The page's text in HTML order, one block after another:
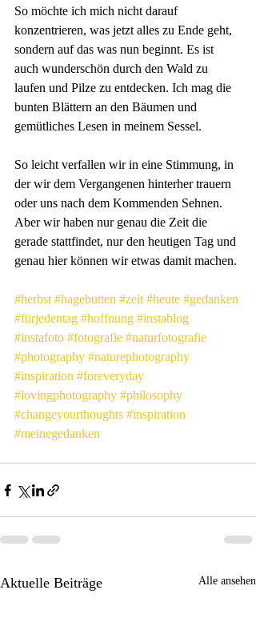
So möchte ich mich nicht darauf
konzentrieren, was jetzt alles zu Ende geht,
sondern auf das was nun beginnt. Es ist
auch wunderschön durch den Wald zu
laufen und Pilze zu entdecken. Ich mag die
bunten Blättern an den Bäumen und
gemütliches Lesen in meinem Sessel.
So leicht verfallen wir in eine Stimmung, in
der wir dem Vergangenen hinterher trauern
oder uns nach dem Kommenden Sehnen.
Aber wir haben nur genau die Zeit die
gerade stattfindet, nur den heutigen Tag und
genau hier können wir etwas damit machen.
#herbst #hagebutten #zeit #heute #gedanken
#fürjedentag #hoffnung #instablog
#instafoto #fotografie #naturfotografie
#photography #naturephotography
#inspiration #foreveryday
#lovingphotography #philosophy
#changeyourthoughts #inspiration
#meinegedanken
Aktuelle Beiträge Alle ansehen